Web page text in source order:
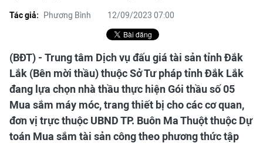
Tác giả: Phương Bình 12/09/2023 07:00
(BĐT) - Trung tâm Dịch vụ đấu giá tài sản tỉnh Đắk
Lắk (Bên mời thầu) thuộc Sở Tư pháp tỉnh Đắk Lắk
đang lựa chọn nhà thầu thực hiện Gói thầu số 05
Mua sắm máy móc, trang thiết bị cho các cơ quan,
đơn vị trực thuộc UBND TP. Buôn Ma Thuột thuộc Dự
toán Mua sắm tài sản công theo phương thức tập